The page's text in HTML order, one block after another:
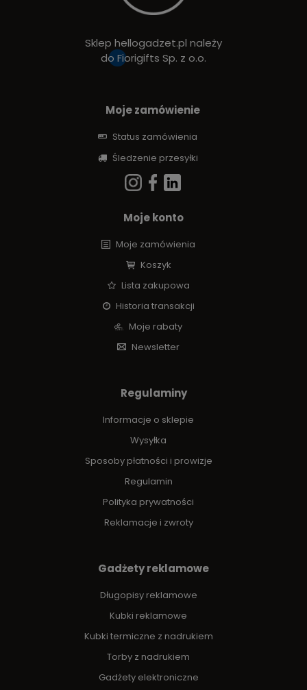
Sklep hellogadzet.pl należy
do Fiorigifts Sp. z o.o.
Moje zamówienie
Status zamówienia
Śledzenie przesyłki
Moje konto
Moje zamówienia
Koszyk
Lista zakupowa
Historia transakcji
Moje rabaty
Newsletter
Regulaminy
Informacje o sklepie
Wysyłka
Sposoby płatności i prowizje
Regulamin
Polityka prywatności
Reklamacje i zwroty
Gadżety reklamowe
Długopisy reklamowe
Kubki reklamowe
Kubki termiczne z nadrukiem
Torby z nadrukiem
Gadżety elektroniczne